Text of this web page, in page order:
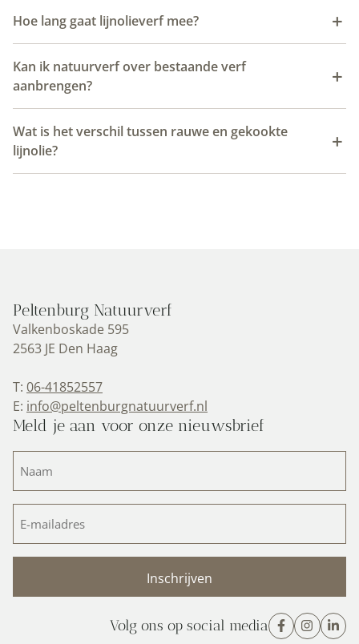
Hoe lang gaat lijnolieverf mee?
Kan ik natuurverf over bestaande verf
aanbrengen?
Wat is het verschil tussen rauwe en gekookte
lijnolie?
Peltenburg Natuurverf
Valkenboskade 595
2563 JE Den Haag
T: 06-41852557
E: info@peltenburgnatuurverf.nl
Meld je aan voor onze nieuwsbrief
(Vereist)
mailadres
Volg ons op social media